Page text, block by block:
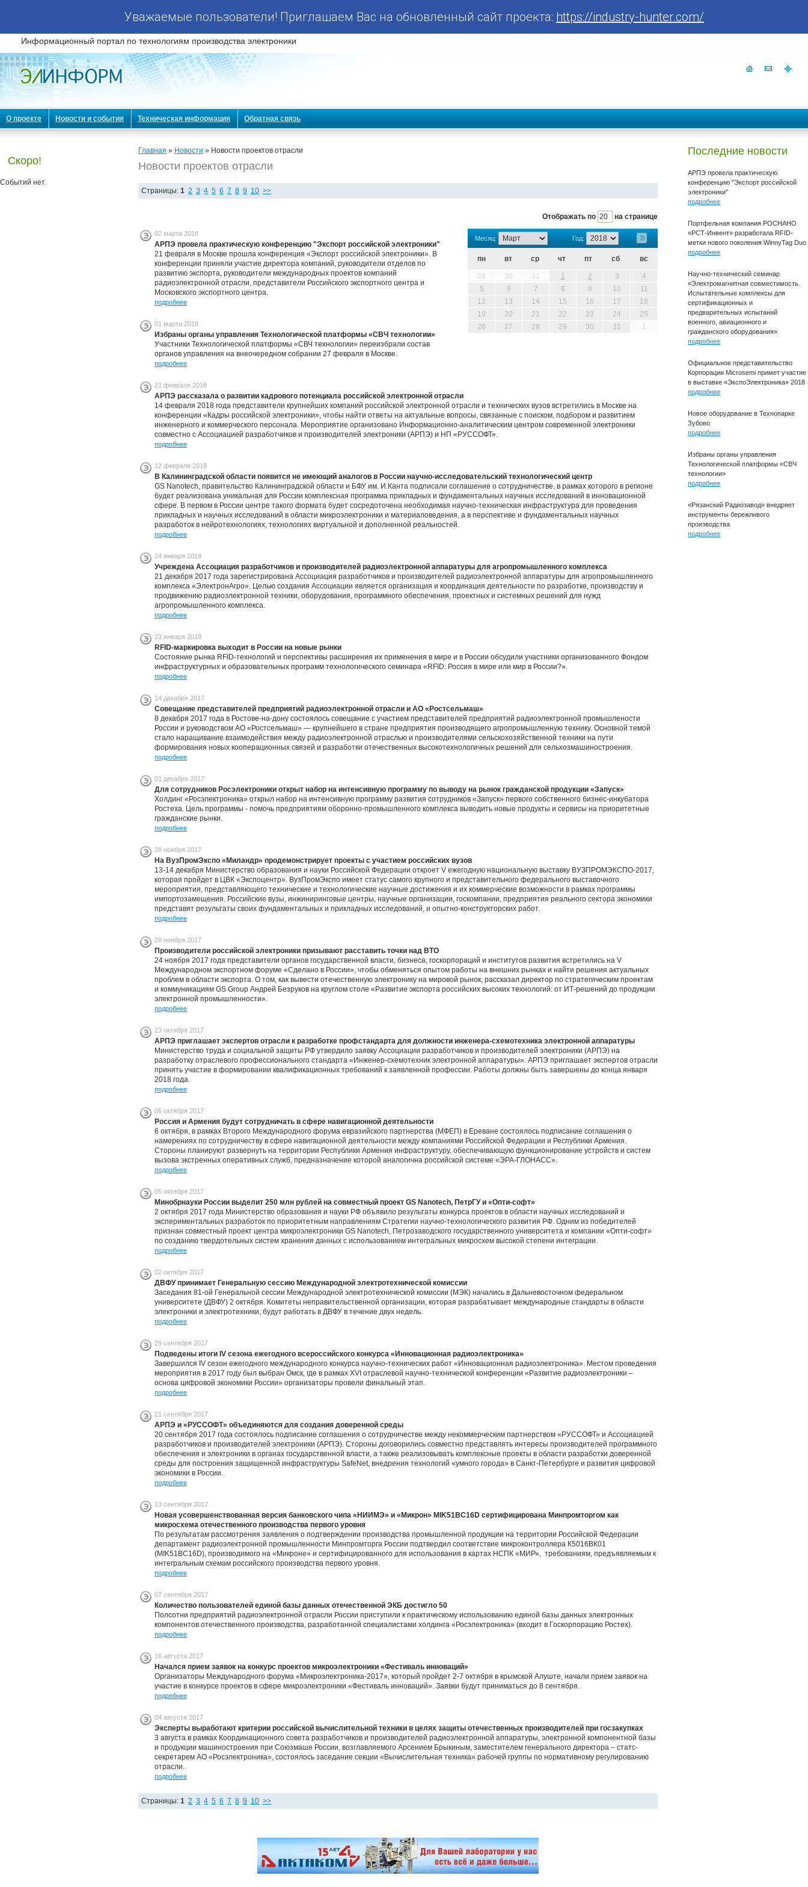
Уважаемые пользователи! Приглашаем Вас на обновленный сайт проекта: https://industry-hunter.com/
Информационный портал по технологиям производства электроники
О проекте Новости и события Техническая информация Обратная связь
Скоро!
Событий нет.
Главная » Новости » Новости проектов отрасли
Новости проектов отрасли
Страницы: 1 2 3 4 5 6 7 8 9 10 >>
Отображать по на странице
Месяц: Год:
пн вт ср чт пт сб вс
29 30 31 1 2 3
4
5
6 7 8 9 10
11
12
13 14 15 16 17
18
19
20 21 22 23 24
25
26
27 28 29 30 31 1
02 марта 2018
АРПЭ провела практическую конференцию "Экспорт российской электроники"
21 февраля в Москве прошла конференция «Экспорт российской электроники». В
конференции приняли участие директора компаний, руководители отделов по
развитию экспорта, руководители международных проектов компаний
радиоэлектронной отрасли, представители Российского экспортного центра и
Московского экспортного центра.
подробнее
01 марта 2018
Избраны органы управления Технологической платформы «СВЧ технологии»
Участники Технологической платформы «СВЧ технологии» переизбрали состав
органов управления на внеочередном собрании 27 февраля в Москве.
подробнее
21 февраля 2018
АРПЭ рассказала о развитии кадрового потенциала российской электронной отрасли
14 февраля 2018 года представители крупнейших компаний российской электронной отрасли и технических вузов встретились в Москве на
конференции «Кадры российской электроники», чтобы найти ответы на актуальные вопросы, связанные с поиском, подбором и развитием
инженерного и коммерческого персонала. Мероприятие организовано Информационно-аналитическим центром современной электроники
совместно с Ассоциацией разработчиков и производителей электроники (АРПЭ) и НП «РУССОФТ».
подробнее
12 февраля 2018
В Калининградской области появится не имеющий аналогов в России научно-исследовательский технологический центр
GS Nanotech, правительство Калининградской области и БФУ им. И.Канта подписали соглашение о сотрудничестве, в рамках которого в регионе
будет реализована уникальная для России комплексная программа прикладных и фундаментальных научных исследований в инновационной
сфере. В первом в России центре такого формата будет сосредоточена необходимая научно-техническая инфраструктура для проведения
прикладных и научных исследований в области микроэлектроники и материаловедения, а в перспективе и фундаментальных научных
разработок в нейротехнологиях, технологиях виртуальной и дополненной реальностей.
подробнее
24 января 2018
Учреждена Ассоциация разработчиков и производителей радиоэлектронной аппаратуры для агропромышленного комплекса
21 декабря 2017 года зарегистрирована Ассоциация разработчиков и производителей радиоэлектронной аппаратуры для агропромышленного
комплекса «ЭлектронАгро». Целью создания Ассоциации является организация и координация деятельности по разработке, производству и
продвижению радиоэлектронной техники, оборудования, программного обеспечения, проектных и системных решений для нужд
агропромышленного комплекса.
подробнее
23 января 2018
RFID-маркировка выходит в России на новые рынки
Состояние рынка RFID-технологий и перспективы расширения их применения в мире и в России обсудили участники организованного Фондом
инфраструктурных и образовательных программ технологического семинара «RFID: Россия в мире или мир в России?».
подробнее
14 декабря 2017
Совещание представителей предприятий радиоэлектронной отрасли и АО «Ростсельмаш»
8 декабря 2017 года в Ростове-на-дону состоялось совещание с участием представителей предприятий радиоэлектронной промышлености
России и руководством АО «Ростсельмаш» — крупнейшего в стране предприятия производящего агропромышленную технику. Основной темой
стало наращивание взаимодействия между радиоэлектронной отраслью и производителями сельскохозяйственной техники на пути
формирования новых кооперационных связей и разработки отечественных высокотехнологичных решений для сельхозмашиностроения.
подробнее
01 декабря 2017
Для сотрудников Росэлектроники открыт набор на интенсивную программу по выводу на рынок гражданской продукции «Запуск»
Холдинг «Росэлектроника» открыл набор на интенсивную программу развития сотрудников «Запуск» первого собственного бизнес-инкубатора
Ростеха. Цель программы - помочь предприятиям оборонно-промышленного комплекса выводить новые продукты и сервисы на приоритетные
гражданские рынки.
подробнее
28 ноября 2017
На ВузПромЭкспо «Миландр» продемонстрирует проекты с участием российских вузов
13-14 декабря Министерство образования и науки Российской Федерации откроет V ежегодную национальную выставку ВУЗПРОМЭКСПО-2017,
которая пройдет в ЦВК «Экспоцентр». ВузПромЭкспо имеет статус самого крупного и представительного федерального выставочного
мероприятия, представляющего технические и технологические научные достижения и их коммерческие возможности в рамках программы
импортозамещения. Российские вузы, инжиниринговые центры, научные организации, госкомпании, предприятия реального сектора экономики
представят результаты своих фундаментальных и прикладных исследований, и опытно-конструкторских работ.
подробнее
28 ноября 2017
Производители российской электроники призывают расставить точки над ВТО
24 ноября 2017 года представители органов государственной власти, бизнеса, госкорпораций и институтов развития встретились на V
Международном экспортном форуме «Сделано в России», чтобы обменяться опытом работы на внешних рынках и найти решения актуальных
проблем в области экспорта. О том, как вывести отечественную электронику на мировой рынок, рассказал директор по стратегическим проектам
и коммуникациям GS Group Андрей Безруков на круглом столе «Развитие экспорта российских высоких технологий: от ИТ-решений до продукции
электронной промышленности».
подробнее
23 октября 2017
АРПЭ приглашает экспертов отрасли к разработке профстандарта для должности инженера-схемотехника электронной аппаратуры
Министерство труда и социальной защиты РФ утвердило заявку Ассоциации разработчиков и производителей электроники (АРПЭ) на
разработку отраслевого профессионального стандарта «Инженер-схемотехник электронной аппаратуры». АРПЭ приглашает экспертов отрасли
принять участие в формировании квалификационных требований к заявленной профессии. Работы должны быть завершены до конца января
2018 года.
подробнее
06 октября 2017
Россия и Армения будут сотрудничать в сфере навигационной деятельности
6 октября, в рамках Второго Международного форума евразийского партнерства (МФЕП) в Ереване состоялось подписание соглашения о
намерениях по сотрудничеству в сфере навигационной деятельности между компаниями Российской Федерации и Республики Армения.
Стороны планируют развернуть на территории Республики Армения инфраструктуру, обеспечивающую функционирование устройств и систем
вызова экстренных оперативных служб, предназначение которой аналогична российской системе «ЭРА-ГЛОНАСС».
подробнее
05 октября 2017
Минобрнауки России выделит 250 млн рублей на совместный проект GS Nanotech, ПетрГУ и «Опти-софт»
2 октября 2017 года Министерство образования и науки РФ объявило результаты конкурса проектов в области научных исследований и
экспериментальных разработок по приоритетным направлениям Стратегии научно-технологического развития РФ. Одним из победителей
признан совместный проект центра микроэлектроники GS Nanotech, Петрозаводского государственного университета и компании «Опти-софт»
по созданию твердотельных систем хранения данных с использованием интегральных микросхем высокой степени интеграции.
подробнее
02 октября 2017
ДВФУ принимает Генеральную сессию Международной электротехнической комиссии
Заседания 81-ой Генеральной сессии Международной электротехнической комиссии (МЭК) начались в Дальневосточном федеральном
университете (ДВФУ) 2 октября. Комитеты неправительственной организации, которая разрабатывает международные стандарты в области
электроники и электротехники, будут работать в ДВФУ в течение двух недель.
подробнее
29 сентября 2017
Подведены итоги IV сезона ежегодного всероссийского конкурса «Инновационная радиоэлектроника»
Завершился IV сезон ежегодного международного конкурса научно-технических работ «Инновационная радиоэлектроника». Местом проведения
мероприятия в 2017 году был выбран Омск, где в рамках XVI отраслевой научно-технической конференции «Развитие радиоэлектроники –
основа цифровой экономики России» организаторы провели финальный этап.
подробнее
21 сентября 2017
АРПЭ и «РУССОФТ» объединяются для создания доверенной среды
20 сентября 2017 года состоялось подписание соглашения о сотрудничестве между некоммерческим партнерством «РУССОФТ» и Ассоциацией
разработчиков и производителей электроники (АРПЭ). Стороны договорились совместно представлять интересы производителей программного
обеспечения и электроники в органах государственной власти, а также реализовывать комплексные проекты в области разработки доверенной
среды для построения защищенной инфраструктуры SafeNet, внедрения технологий «умного города» в Санкт-Петербурге и развития цифровой
экономики в России.
подробнее
13 сентября 2017
Новая усовершенствованная версия банковского чипа «НИИМЭ» и «Микрон» MIK51BC16D сертифицирована Минпромторгом как
микросхема отечественного производства первого уровня
По результатам рассмотрения заявления о подтверждении производства промышленной продукции на территории Российской Федерации
департамент радиоэлектронной промышленности Минпромторга России подтвердил соответствие микроконтроллера К5016ВК01
(MIK51BC16D), производимого на «Микроне» и сертифицированного для использования в картах НСПК «МИР», требованиям, предъявляемым к
интегральным схемам российского производства первого уровня.
подробнее
07 сентября 2017
Количество пользователей единой базы данных отечественной ЭКБ достигло 50
Полсотни предприятий радиоэлектронной отрасли России приступили к практическому использованию единой базы данных электронных
компонентов отечественного производства, разработанной специалистами холдинга «Росэлектроника» (входит в Госкорпорацию Ростех).
подробнее
16 августа 2017
Начался прием заявок на конкурс проектов микроэлектроники «Фестиваль инноваций»
Организаторы Международного форума «Микроэлектроника-2017», который пройдет 2-7 октября в крымской Алуште, начали прием заявок на
участие в конкурсе проектов в сфере микроэлектроники «Фестиваль инноваций». Заявки будут приниматься до 8 сентября.
подробнее
04 августа 2017
Эксперты выработают критерии российской вычислительной техники в целях защиты отечественных производителей при госзакупках
3 августа в рамках Координационного совета разработчиков и производителей радиоэлектронной аппаратуры, электронной компонентной базы
и продукции машиностроения при Союзмаше России, возглавляемого Арсением Брыкиным, заместителем генерального директора – статс-
секретарем АО «Росэлектроника», состоялось заседание секции «Вычислительная техника» рабочей группы по нормативному регулированию
отрасли.
подробнее
Страницы: 1 2 3 4 5 6 7 8 9 10 >>
Последние новости
АРПЭ провела практическую
конференцию "Экспорт российской
электроники"
подробнее
Портфельная компания РОСНАНО
«РСТ-Инвент» разработала RFID-
метки нового поколения WinnyTag Duo
подробнее
Научно-технический семинар
«Электромагнитная совместимость.
Испытательные комплексы для
сертификационных и
предварительных испытаний
военного, авиационного и
гражданского оборудования»
подробнее
Официальное представительство
Корпорации Microsemi примет участие
в выставке «ЭкспоЭлектроника» 2018
подробнее
Новое оборудование в Технопарке
Зубово
подробнее
Избраны органы управления
Технологической платформы «СВЧ
технологии»
подробнее
«Рязанский Радиозавод» внедряет
инструменты бережливого
производства
подробнее